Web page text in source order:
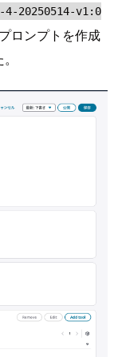
20250514-v1:0
ロンプトを作成